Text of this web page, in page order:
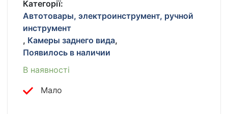
16
LED
HD
CCD
NIGHT
R314
Категорії:
Автотовары, электроинструмент, ручной
инструмент
, Камеры заднего вида,
Появилось в наличии
В наявності
Мало